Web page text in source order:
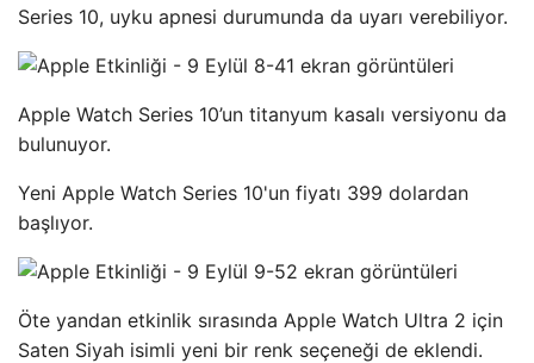
Series 10, uyku apnesi durumunda da uyarı verebiliyor.
Apple Watch Series 10’un titanyum kasalı versiyonu da
bulunuyor.
Yeni Apple Watch Series 10'un fiyatı 399 dolardan
başlıyor.
Öte yandan etkinlik sırasında Apple Watch Ultra 2 için
Saten Siyah isimli yeni bir renk seçeneği de eklendi.